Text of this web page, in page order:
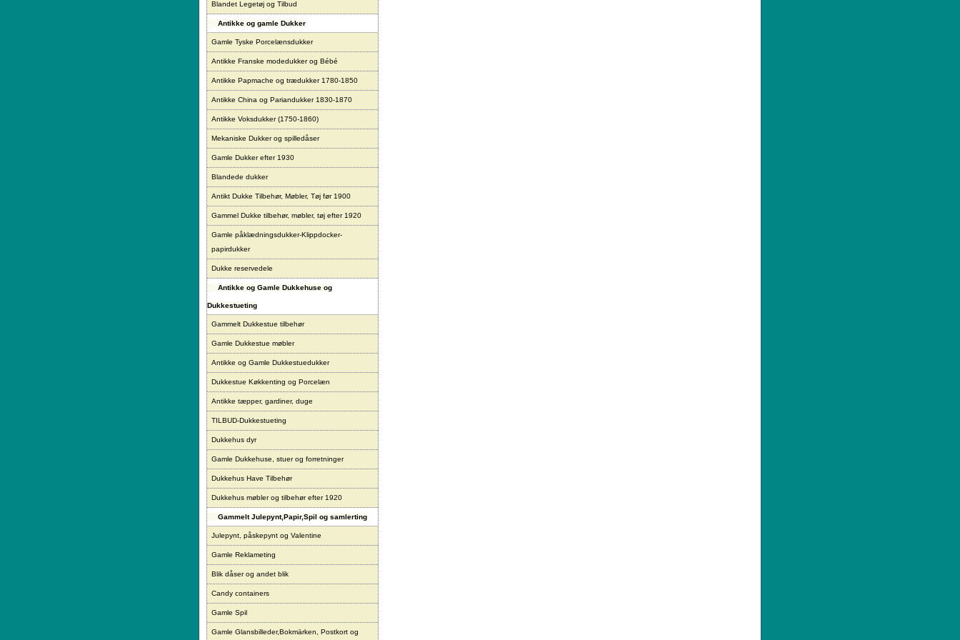
Blandet Legetøj og Tilbud
Antikke og gamle Dukker
Gamle Tyske Porcelænsdukker
Antikke Franske modedukker og Bébé
Antikke Papmache og trædukker 1780-1850
Antikke China og Pariandukker 1830-1870
Antikke Voksdukker (1750-1860)
Mekaniske Dukker og spilledåser
Gamle Dukker efter 1930
Blandede dukker
Antikt Dukke Tilbehør, Møbler, Tøj før 1900
Gammel Dukke tilbehør, møbler, tøj efter 1920
Gamle påklædningsdukker-Klippdocker-
papirdukker
Dukke reservedele
Antikke og Gamle Dukkehuse og
Dukkestueting
Gammelt Dukkestue tilbehør
Gamle Dukkestue møbler
Antikke og Gamle Dukkestuedukker
Dukkestue Køkkenting og Porcelæn
Antikke tæpper, gardiner, duge
TILBUD-Dukkestueting
Dukkehus dyr
Gamle Dukkehuse, stuer og forretninger
Dukkehus Have Tilbehør
Dukkehus møbler og tilbehør efter 1920
Gammelt Julepynt,Papir,Spil og samlerting
Julepynt, påskepynt og Valentine
Gamle Reklameting
Blik dåser og andet blik
Candy containers
Gamle Spil
Gamle Glansbilleder,Bokmärken, Postkort og